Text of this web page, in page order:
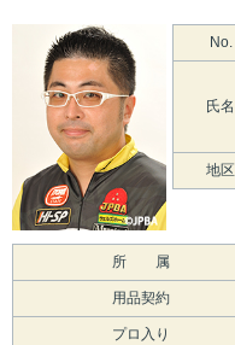
No.
氏名
地区
所 属
用品契約
プロ入り